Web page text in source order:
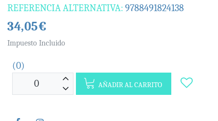
REFERENCIA ALTERNATIVA: 9788491824138
34,05€
Impuesto Incluido
(0)
AÑADIR AL CARRITO